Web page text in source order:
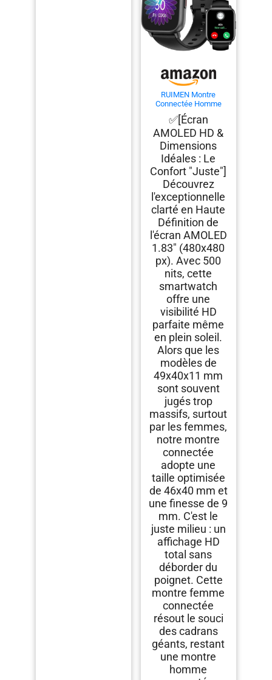
RUIMEN Montre
Connectée Homme
Femme avec Appel
Bluetooth Smartwatch
avec Podometre
Cardiofrequencemetre
Oxymetre Montre Sport
pour iPhone Android
Etanche IP68
Notification
Chronometre Meteo
Noir
✅[Écran
AMOLED HD &
Dimensions
Idéales : Le
Confort "Juste"]
Découvrez
l'exceptionnelle
clarté en Haute
Définition de
l'écran AMOLED
1.83" (480x480
px). Avec 500
nits, cette
smartwatch
offre une
visibilité HD
parfaite même
en plein soleil.
Alors que les
modèles de
49x40x11 mm
sont souvent
jugés trop
massifs, surtout
par les femmes,
notre montre
connectée
adopte une
taille optimisée
de 46x40 mm et
une finesse de 9
mm. C'est le
juste milieu : un
affichage HD
total sans
déborder du
poignet. Cette
montre femme
connectée
résout le souci
des cadrans
géants, restant
une montre
homme